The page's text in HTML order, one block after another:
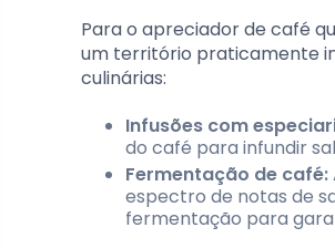
Para o apreciador de café
um território praticamente
culinárias:
Infusões com
do café para infundir
Fermentação de café:
espectro de notas de
fermentação para